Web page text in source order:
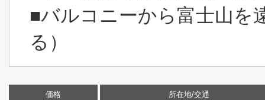
■バルコニーから富士山を
る）
価格 所在地/交通